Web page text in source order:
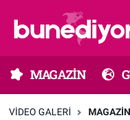
MAGAZİN
VIDEO GALERI MAGAZIN